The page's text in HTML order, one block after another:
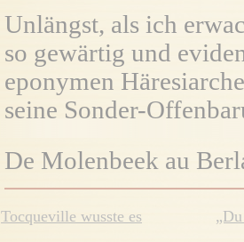
Unlängst, als ich
so gewärtig und
eponymen
seine Sonder-
De Molenbeek au
Tocqueville wusste es